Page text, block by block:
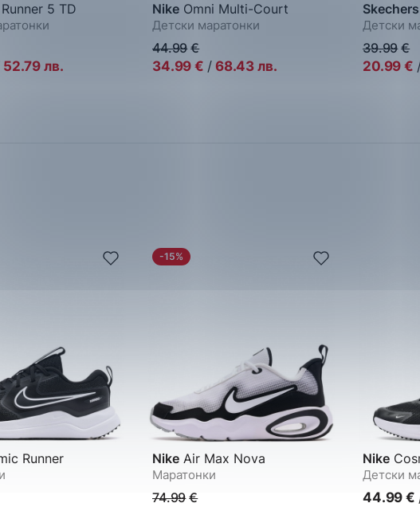
5 TD
52.79 лв.
Nike Omni Multi-Court
Детски маратонки
44.99 €
34.99 € / 68.43 лв.
Skechers
Детски
39.99 €
20.99 €
Runner
-15%
Nike Air Max Nova
Маратонки
74.99 €
Nike
Детски
44.99 €